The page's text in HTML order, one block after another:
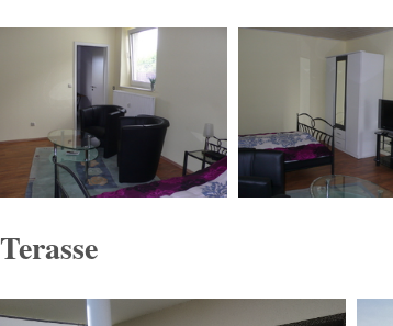
Terasse